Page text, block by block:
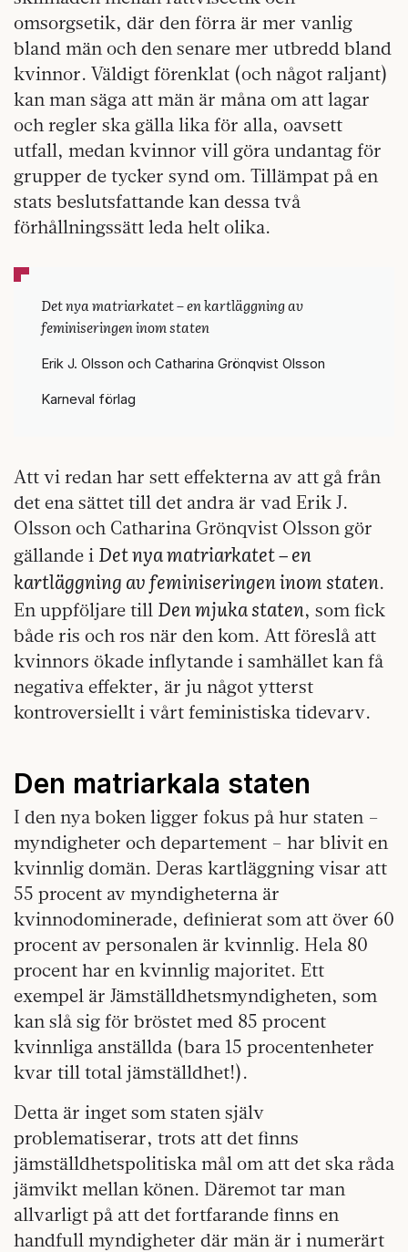
omsorgsetik, där den förra är mer vanlig
bland män och den senare mer utbredd bland
kvinnor. Väldigt förenklat (och något raljant)
kan man säga att män är måna om att lagar
och regler ska gälla lika för alla, oavsett
utfall, medan kvinnor vill göra undantag för
grupper de tycker synd om. Tillämpat på en
stats beslutsfattande kan dessa två
förhållningssätt leda helt olika.
Det nya matriarkatet – en kartläggning av
feminiseringen inom staten
Erik J. Olsson och Catharina Grönqvist Olsson
Karneval förlag
Att vi redan har sett effekterna av att gå från
det ena sättet till det andra är vad Erik J.
Olsson och Catharina Grönqvist Olsson gör
gällande i Det nya matriarkatet – en
kartläggning av feminiseringen inom staten.
En uppföljare till Den mjuka staten, som fick
både ris och ros när den kom. Att föreslå att
kvinnors ökade inflytande i samhället kan få
negativa effekter, är ju något ytterst
kontroversiellt i vårt feministiska tidevarv.
Den matriarkala staten
I den nya boken ligger fokus på hur staten –
myndigheter och departement – har blivit en
kvinnlig domän. Deras kartläggning visar att
55 procent av myndigheterna är
kvinnodominerade, definierat som att över 60
procent av personalen är kvinnlig. Hela 80
procent har en kvinnlig majoritet. Ett
exempel är Jämställdhetsmyndigheten, som
kan slå sig för bröstet med 85 procent
kvinnliga anställda (bara 15 procentenheter
kvar till total jämställdhet!).
Detta är inget som staten själv
problematiserar, trots att det finns
jämställdhetspolitiska mål om att det ska råda
jämvikt mellan könen. Däremot tar man
allvarligt på att det fortfarande finns en
handfull myndigheter där män är i numerärt